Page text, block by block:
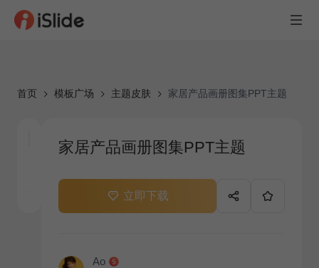
首页 模板广场 主题皮肤 家居产品画册图集PPT主题
家居产品画册图集PPT主题
立即下载
Ao